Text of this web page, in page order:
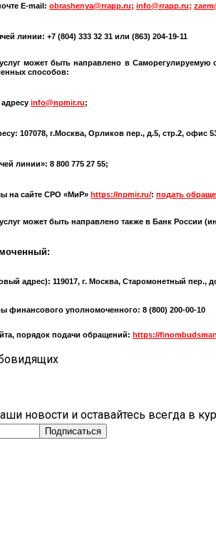
E-mail: obrashenya@rrapp.ru; info@rrapp.ru;
линии: +7 (804) 333 32 31 или (863) 204-19-11
может быть направлено в Саморегулируемую
способов:
info@npmir.ru;
107078, г.Москва, Орликов пер., д.5, стр.2, офис
линии»: 8 800 775 27 55;
на сайте СРО «МиР» https://npmir.ru/: подать
может быть направлено также в Банк России (
адрес): 119017, г. Москва, Старомонетный пер.,
финансового уполномоченного: 8 (800) 200-00-10
порядок подачи обращений: https://
новости и оставайтесь всегда в